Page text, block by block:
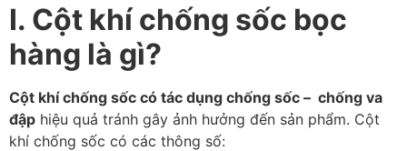
I. Cột khí chống sốc bọc
hàng là gì?
Cột khí chống sốc có tác dụng chống sốc – chống va
đập hiệu quả tránh gây ảnh hưởng đến sản phẩm. Cột
khí chống sốc có các thông số: